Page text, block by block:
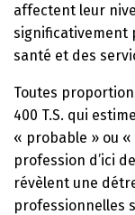
affectent leur
significativement
santé et des
Toutes
400 T.S. qui
« probable » ou
profession d’ici
révèlent une
professionnelles